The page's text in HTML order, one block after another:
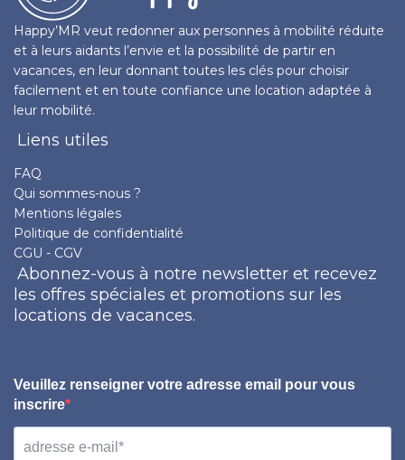
Happy’MR veut redonner aux personnes à mobilité réduite
et à leurs aidants l’envie et la possibilité de partir en
vacances, en leur donnant toutes les clés pour choisir
facilement et en toute confiance une location adaptée à
leur mobilité.
Liens utiles
FAQ
Qui sommes-nous ?
Mentions légales
Politique de confidentialité
CGU - CGV
Abonnez-vous à notre newsletter et recevez
les offres spéciales et promotions sur les
locations de vacances.
Veuillez renseigner votre adresse email pour vous
inscrire